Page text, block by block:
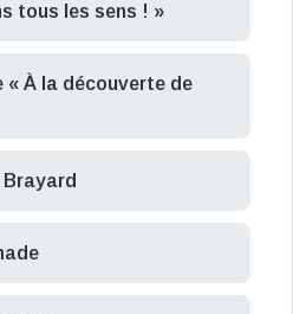
tous les sens ! »
« À la découverte de
Brayard